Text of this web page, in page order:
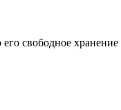
свободное